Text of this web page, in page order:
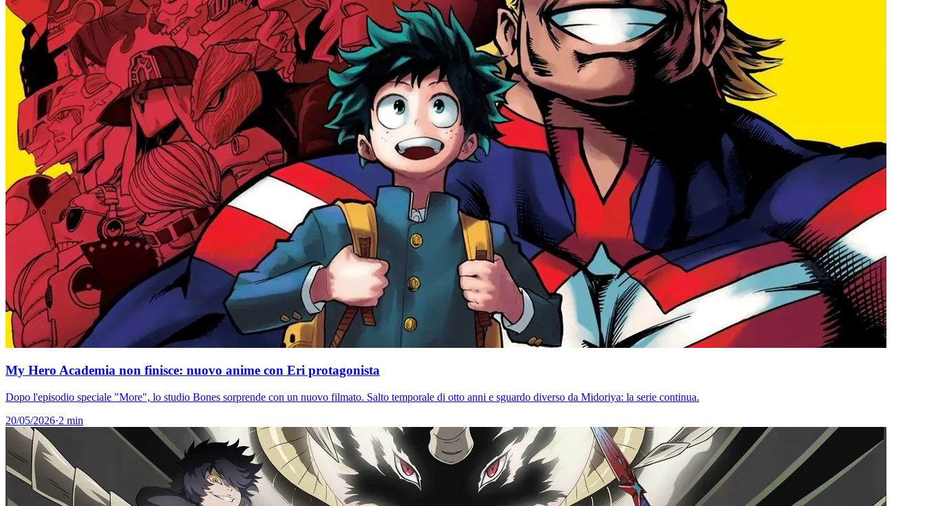
My Hero Academia non finisce: nuovo anime con Eri protagonista
Dopo l'episodio speciale "More", lo studio Bones sorprende con un nuovo filmato. Salto temporale di otto anni e sguardo diverso da Midoriya: la serie continua.
20/05/2026·2 min